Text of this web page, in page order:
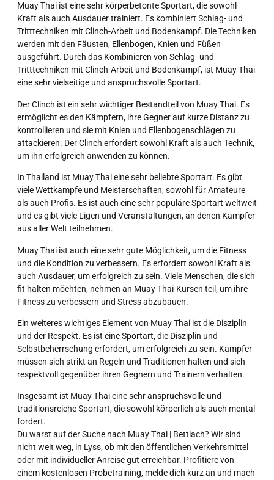
Muay Thai ist eine sehr körperbetonte Sportart, die sowohl
Kraft als auch Ausdauer trainiert. Es kombiniert Schlag- und
Tritttechniken mit Clinch-Arbeit und Bodenkampf. Die Techniken
werden mit den Fäusten, Ellenbogen, Knien und Füßen
ausgeführt. Durch das Kombinieren von Schlag- und
Tritttechniken mit Clinch-Arbeit und Bodenkampf, ist Muay Thai
eine sehr vielseitige und anspruchsvolle Sportart.
Der Clinch ist ein sehr wichtiger Bestandteil von Muay Thai. Es
ermöglicht es den Kämpfern, ihre Gegner auf kurze Distanz zu
kontrollieren und sie mit Knien und Ellenbogenschlägen zu
attackieren. Der Clinch erfordert sowohl Kraft als auch Technik,
um ihn erfolgreich anwenden zu können.
In Thailand ist Muay Thai eine sehr beliebte Sportart. Es gibt
viele Wettkämpfe und Meisterschaften, sowohl für Amateure
als auch Profis. Es ist auch eine sehr populäre Sportart weltweit
und es gibt viele Ligen und Veranstaltungen, an denen Kämpfer
aus aller Welt teilnehmen.
Muay Thai ist auch eine sehr gute Möglichkeit, um die Fitness
und die Kondition zu verbessern. Es erfordert sowohl Kraft als
auch Ausdauer, um erfolgreich zu sein. Viele Menschen, die sich
fit halten möchten, nehmen an Muay Thai-Kursen teil, um ihre
Fitness zu verbessern und Stress abzubauen.
Ein weiteres wichtiges Element von Muay Thai ist die Disziplin
und der Respekt. Es ist eine Sportart, die Disziplin und
Selbstbeherrschung erfordert, um erfolgreich zu sein. Kämpfer
müssen sich strikt an Regeln und Traditionen halten und sich
respektvoll gegenüber ihren Gegnern und Trainern verhalten.
Insgesamt ist Muay Thai eine sehr anspruchsvolle und
traditionsreiche Sportart, die sowohl körperlich als auch mental
fordert.
Du warst auf der Suche nach Muay Thai | Bettlach? Wir sind
nicht weit weg, in Lyss, ob mit den öffentlichen Verkehrsmittel
oder mit individueller Anreise gut erreichbar. Profitiere von
einem kostenlosen Probetraining, melde dich kurz an und mach